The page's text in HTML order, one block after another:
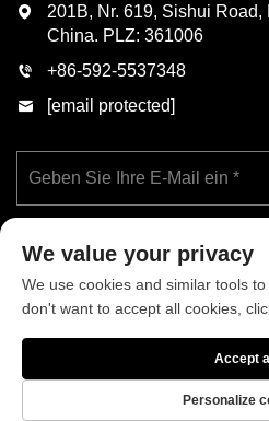
201B, Nr. 619, Sishui
China. PLZ: 361006
+86-592-5537348
[email protected]
Copyright © Xiamen Phoenix
Nachrichten
We value your privacy
We use cookies and similar tools
don't want to accept all cookies,
Personalize
Accept all